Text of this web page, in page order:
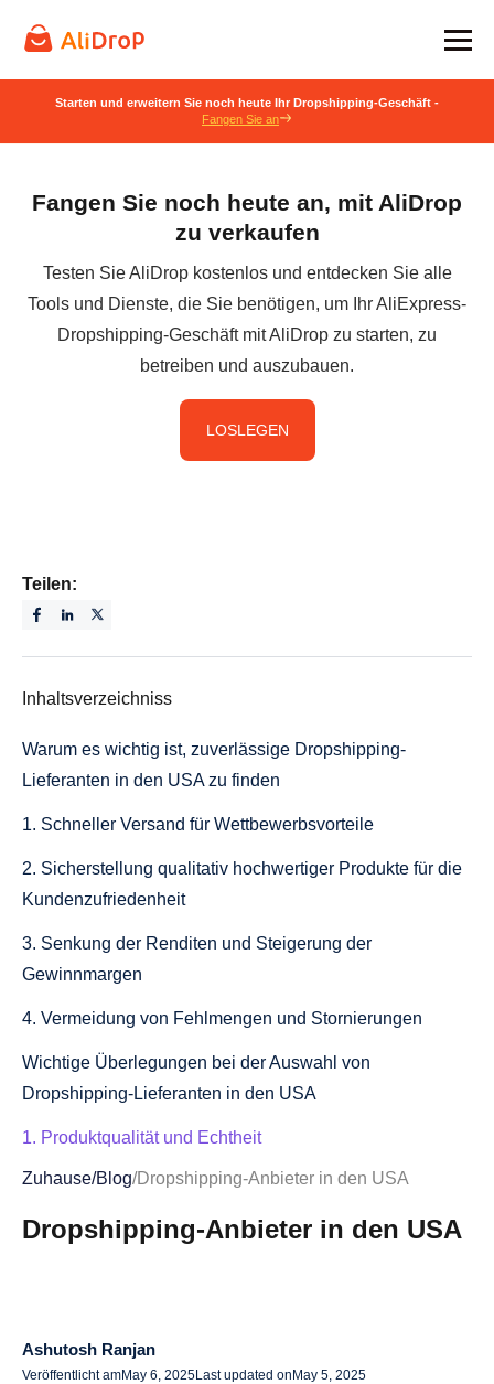
Starten und erweitern Sie noch heute Ihr Dropshipping-Geschäft -
Fangen Sie an
Fangen Sie noch heute an, mit AliDrop
zu verkaufen
Testen Sie AliDrop kostenlos und entdecken Sie alle
Tools und Dienste, die Sie benötigen, um Ihr AliExpress-
Dropshipping-Geschäft mit AliDrop zu starten, zu
betreiben und auszubauen.
LOSLEGEN
Teilen:
Inhaltsverzeichniss
Warum es wichtig ist, zuverlässige Dropshipping-
Lieferanten in den USA zu finden
1. Schneller Versand für Wettbewerbsvorteile
2. Sicherstellung qualitativ hochwertiger Produkte für die
Kundenzufriedenheit
3. Senkung der Renditen und Steigerung der
Gewinnmargen
4. Vermeidung von Fehlmengen und Stornierungen
Wichtige Überlegungen bei der Auswahl von
Dropshipping-Lieferanten in den USA
1. Produktqualität und Echtheit
2. Versand und Liefergeschwindigkeit
3. Kundenservice und Support
Lieferanten in den USA zu finden
Zuhause/Blog/Dropshipping-Anbieter in den USA
Dropshipping-Anbieter in den USA
Ashutosh Ranjan
Veröffentlicht amMay 6, 2025Last updated on May 5, 2025